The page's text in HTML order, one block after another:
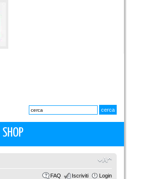
SHOP
FAQ Iscriviti Login